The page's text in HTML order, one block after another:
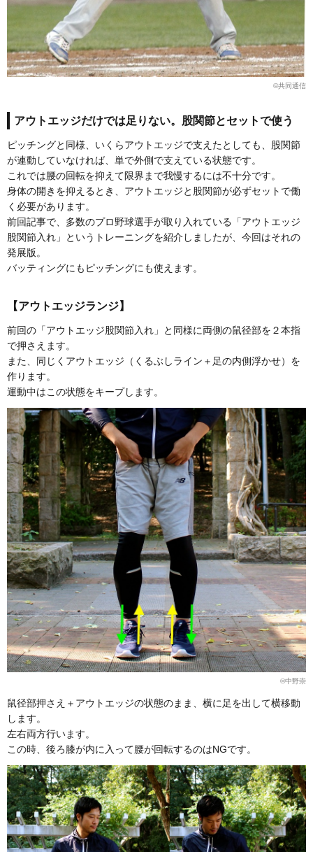
©︎共同通信
アウトエッジだけでは足りない。股関節とセットで使う
ピッチングと同様、いくらアウトエッジで支えたとしても、股関節
が連動していなければ、単で外側で支えている状態です。
これでは腰の回転を抑えて限界まで我慢するには不十分です。
身体の開きを抑えるとき、アウトエッジと股関節が必ずセットで働
く必要があります。
前回記事で、多数のプロ野球選手が取り入れている「アウトエッジ
股関節入れ」というトレーニングを紹介しましたが、今回はそれの
発展版。
バッティングにもピッチングにも使えます。
【アウトエッジランジ】
前回の「アウトエッジ股関節入れ」と同様に両側の鼠径部を２本指
で押さえます。
また、同じくアウトエッジ（くるぶしライン＋足の内側浮かせ）を
作ります。
運動中はこの状態をキープします。
©︎中野崇
鼠径部押さえ＋アウトエッジの状態のまま、横に足を出して横移動
します。
左右両方行います。
この時、後ろ膝が内に入って腰が回転するのはNGです。